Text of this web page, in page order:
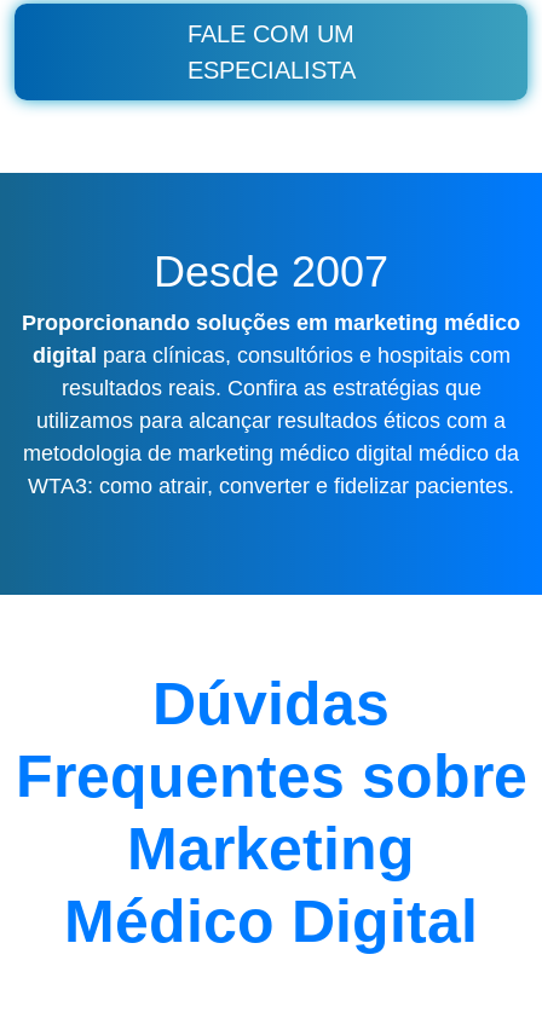
FALE COM UM
ESPECIALISTA
Desde 2007
Proporcionando soluções em marketing médico
digital para clínicas, consultórios e hospitais com
resultados reais. Confira as estratégias que
utilizamos para alcançar resultados éticos com a
metodologia de marketing médico digital médico da
WTA3: como atrair, converter e fidelizar pacientes.
Dúvidas
Frequentes sobre
Marketing
Médico Digital